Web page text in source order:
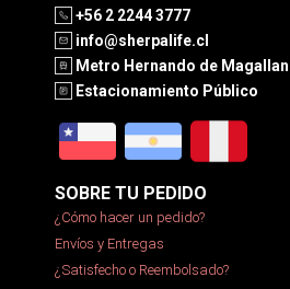
+56 2 2244 3777
info@sherpalife.cl
Metro Hernando de
Estacionamiento Público
SOBRE TU PEDIDO
¿Cómo hacer un pedido?
Envíos y Entregas
¿Satisfecho o Reembolsado?